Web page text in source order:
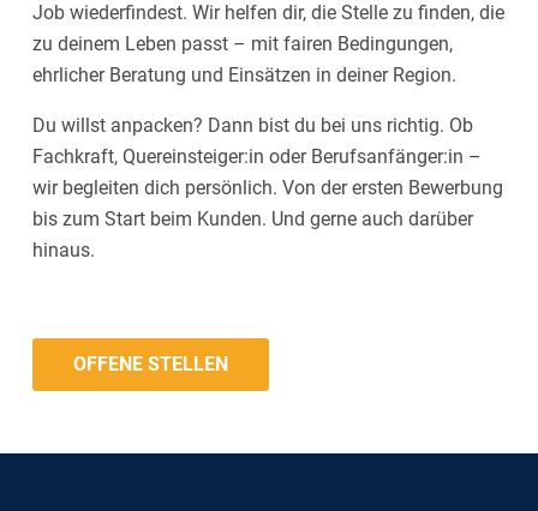
Job wiederfindest. Wir helfen dir, die Stelle zu finden, die
zu deinem Leben passt – mit fairen Bedingungen,
ehrlicher Beratung und Einsätzen in deiner Region.
Du willst anpacken? Dann bist du bei uns richtig. Ob
Fachkraft, Quereinsteiger:in oder Berufsanfänger:in –
wir begleiten dich persönlich. Von der ersten Bewerbung
bis zum Start beim Kunden. Und gerne auch darüber
hinaus.
OFFENE STELLEN